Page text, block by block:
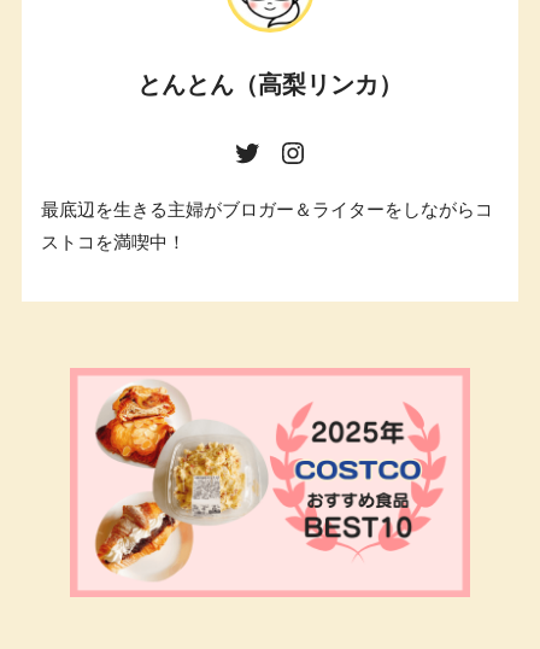
とんとん（高梨リンカ）
最底辺を生きる主婦がブロガー＆ライターをしながらコ
ストコを満喫中！